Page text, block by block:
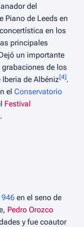
del
Piano de Leeds en
en los
principales
un importante
de los
Iberia de Albéniz[4].
el Conservatorio
Festival
.
en el seno de
Pedro Orozco
y fue coautor